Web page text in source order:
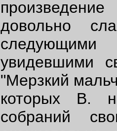
довольно
увидевшими
"Мерзкий
которых В.
собраний